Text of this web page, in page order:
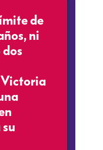
de
ni
Victoria